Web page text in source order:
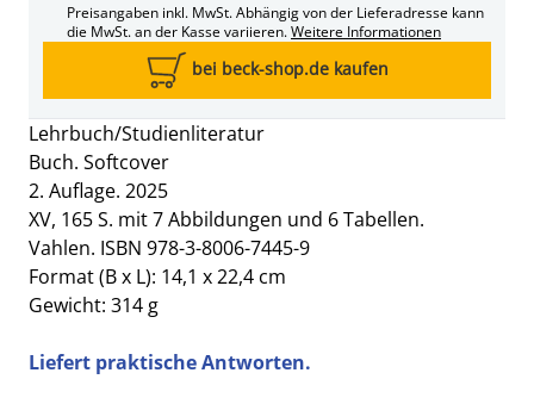
Lehrbuch/Studienliteratur
Buch. Softcover
2. Auflage. 2025
XV, 165 S. mit 7 Abbildungen und 6 Tabellen.
Vahlen. ISBN 978-3-8006-7445-9
Format (B x L): 14,1 x 22,4 cm
Gewicht: 314 g
Liefert praktische Antworten.
Preisangaben inkl. MwSt. Abhängig von der Lieferadresse kann
die MwSt. an der Kasse variieren.Weitere Informationen
bei beck-shop.de kaufen